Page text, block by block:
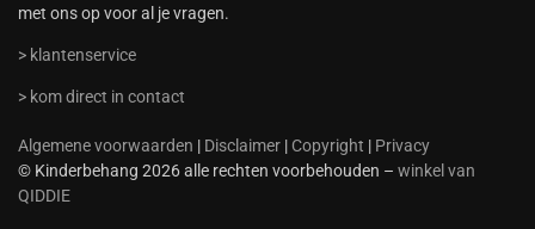
met ons op voor al je vragen.
> klantenservice
> kom direct in contact
Algemene voorwaarden | Disclaimer | Copyright | Privacy
© Kinderbehang 2026 alle rechten voorbehouden – winkel van
QIDDIE